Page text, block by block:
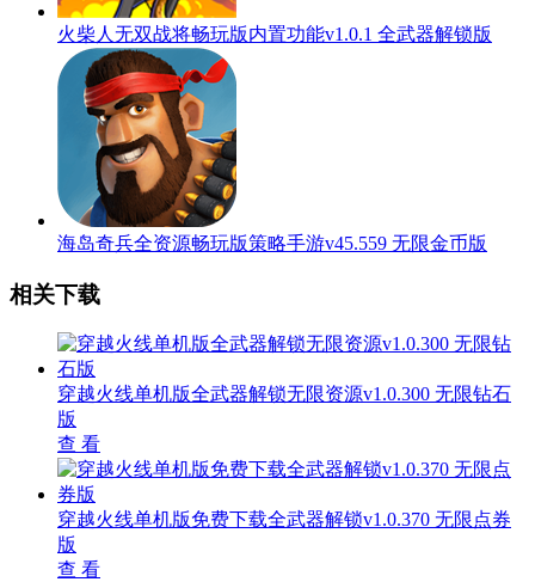
火柴人无双战将畅玩版内置功能v1.0.1 全武器解锁版
海岛奇兵全资源畅玩版策略手游v45.559 无限金币版
相关下载
穿越火线单机版全武器解锁无限资源v1.0.300 无限钻石
版
查 看
穿越火线单机版免费下载全武器解锁v1.0.370 无限点券
版
查 看